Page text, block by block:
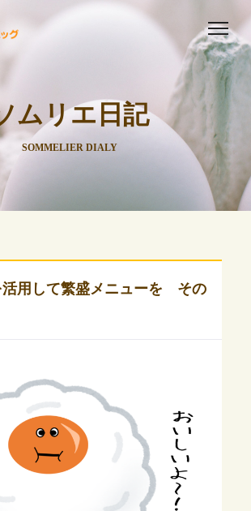
ムリエ日記
SOMMELIER DIALY
活用して繁盛メニューを その